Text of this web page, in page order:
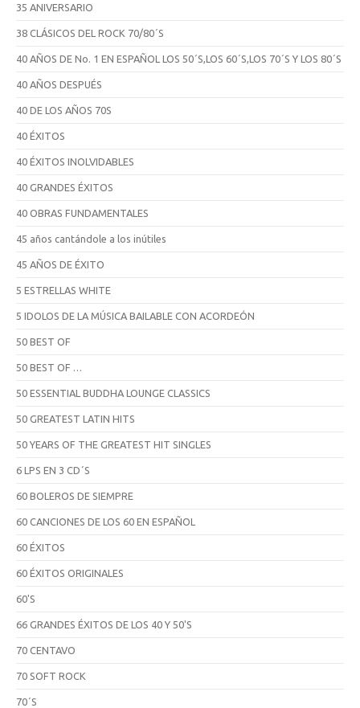
35 ANIVERSARIO
38 CLÁSICOS DEL ROCK 70/80´S
40 AÑOS DE No. 1 EN ESPAÑOL LOS 50´S,LOS 60´S,LOS 70´S Y LOS 80´S
40 AÑOS DESPUÉS
40 DE LOS AÑOS 70S
40 ÉXITOS
40 ÉXITOS INOLVIDABLES
40 GRANDES ÉXITOS
40 OBRAS FUNDAMENTALES
45 años cantándole a los inútiles
45 AÑOS DE ÉXITO
5 ESTRELLAS WHITE
5 IDOLOS DE LA MÚSICA BAILABLE CON ACORDEÓN
50 BEST OF
50 BEST OF …
50 ESSENTIAL BUDDHA LOUNGE CLASSICS
50 GREATEST LATIN HITS
50 YEARS OF THE GREATEST HIT SINGLES
6 LPS EN 3 CD´S
60 BOLEROS DE SIEMPRE
60 CANCIONES DE LOS 60 EN ESPAÑOL
60 ÉXITOS
60 ÉXITOS ORIGINALES
60'S
66 GRANDES ÉXITOS DE LOS 40 Y 50'S
70 CENTAVO
70 SOFT ROCK
70´S